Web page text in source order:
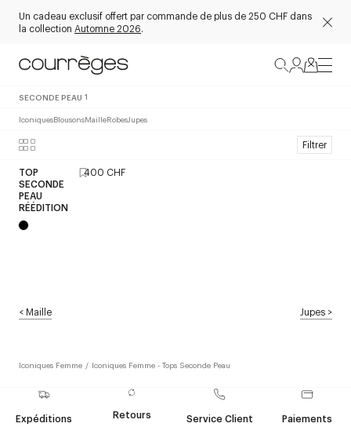
Un cadeau exclusif offert par commande de plus de 250 CHF dans
la collection Automne 2026.
SECONDE PEAU 1
IconiquesBlousonsMailleRobesJupes
Filtrer
TOP
SECONDE
PEAU
RÉÉDITION
400 CHF
<Maille Jupes >
Iconiques Femme / Iconiques Femme - Tops Seconde Peau
Expéditions
Retours
Service Client
Paiements